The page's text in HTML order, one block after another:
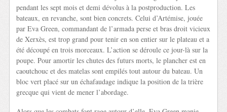
pendant les sept mois et demi dévolus à la postproduction. Les
bateaux, en revanche, sont bien concrets. Celui d’Artémise, jouée
par Eva Green, commandant de l’armada perse et bras droit vicieux
de Xerxès, est trop grand pour tenir en son entier sur le plateau et a
été découpé en trois morceaux. L’action se déroule ce jour-là sur la
poupe. Pour amortir les chutes des futurs morts, le plancher est en
caoutchouc et des matelas sont empilés tout autour du bateau. Un
bloc vert placé sur un échafaudage indique la position de la trière
grecque qui vient de mener l’abordage.